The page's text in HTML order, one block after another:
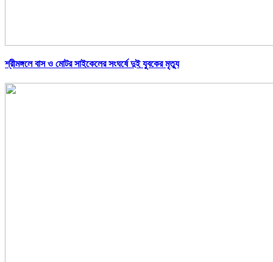
শ্রীমঙ্গলে বাস ও মোটর সাইকেলের সংঘর্ষে দুই যুবকের মৃত্যু